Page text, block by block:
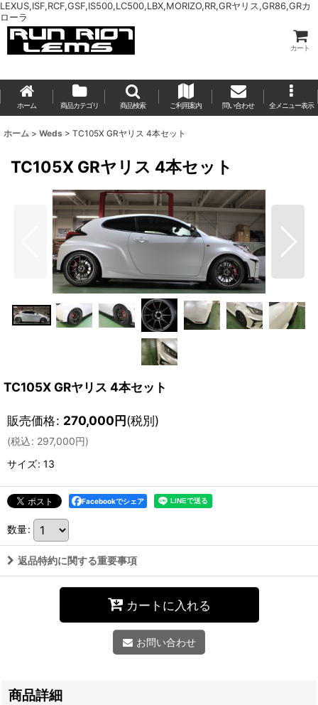
LEXUS,ISF,RCF,GSF,IS500,LC500,LBX,MORIZO,RR,GRヤリス,GR86,GRカ
ローラ
カート
ホーム 商品カテゴリ 商品検索 ご利用案内 問い合わせ 全メニュー表示
ホーム > Weds > TC105X GRヤリス 4本セット
TC105X GRヤリス 4本セット
TC105X GRヤリス 4本セット
販売価格: 270,000円(税別)
(税込: 297,000円)
サイズ: 13
Facebookでシェア
数量:
返品特約に関する重要事項
カートに入れる
お問い合わせ
商品詳細